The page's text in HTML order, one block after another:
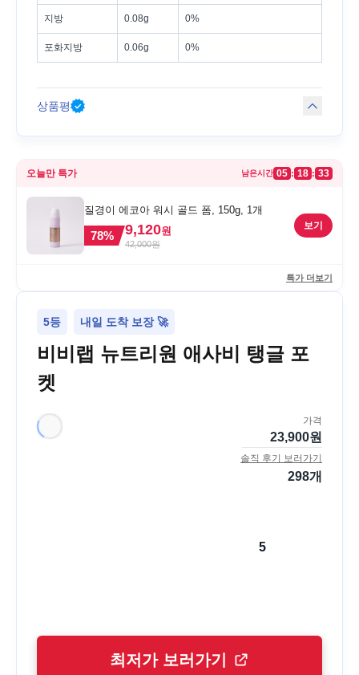
지방 0.08g 0%
포화지방 0.06g 0%
상품평
오늘만 특가 남은시간 05 : 18 : 33
질경이 에코아 워시 골드 폼, 150g, 1개
78% 9,120원
42,000원
보기
특가 더보기
5등 내일 도착 보장 🚀
비비랩 뉴트리원 애사비 탱글 포
켓
가격
23,900원
솔직 후기 보러가기
298개
5
최저가 보러가기